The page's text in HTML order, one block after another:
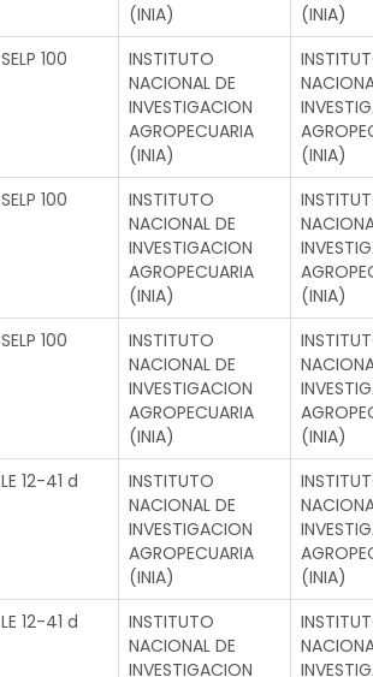
(INIA)
(INIA)
SELP 100
INSTITUTO
NACIONAL DE
INVESTIGACION
AGROPECUARIA
(INIA)
(INIA)
SELP 100
INSTITUTO
NACIONAL DE
INVESTIGACION
AGROPECUARIA
(INIA)
(INIA)
SELP 100
INSTITUTO
NACIONAL DE
INVESTIGACION
AGROPECUARIA
(INIA)
(INIA)
LE 12-41 d
INSTITUTO
NACIONAL DE
INVESTIGACION
AGROPECUARIA
(INIA)
(INIA)
LE 12-41 d
INSTITUTO
NACIONAL DE
INVESTIGACION